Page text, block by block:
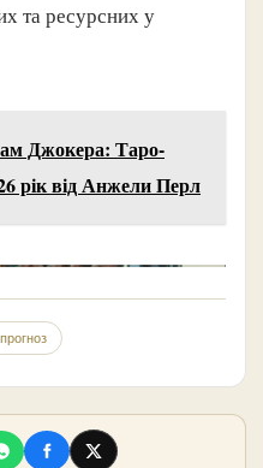
та ресурсних у
Джокера: Таро-
рік від Анжели Перл